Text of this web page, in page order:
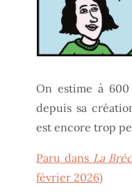
On estime à 600
depuis sa
est encore trop
Paru dans La
février 2026)